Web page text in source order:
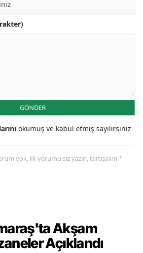
GÖNDER
okumuş ve kabul etmiş sayılırsınız
yok, ilk yorumu siz yazın, tartışalım *
Akşam
Açıklandı